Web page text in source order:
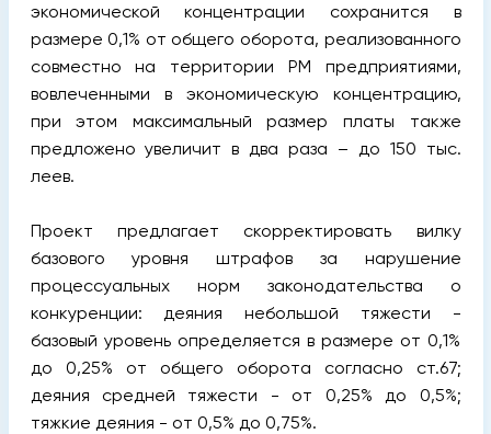
экономической концентрации сохранится в
размере 0,1% от общего оборота, реализованного
совместно на территории РМ предприятиями,
вовлеченными в экономическую концентрацию,
при этом максимальный размер платы также
предложено увеличит в два раза – до 150 тыс.
леев.
Проект предлагает скорректировать вилку
базового уровня штрафов за нарушение
процессуальных норм законодательства о
конкуренции: деяния небольшой тяжести -
базовый уровень определяется в размере от 0,1%
до 0,25% от общего оборота согласно ст.67;
деяния средней тяжести - от 0,25% до 0,5%;
тяжкие деяния - от 0,5% до 0,75%.